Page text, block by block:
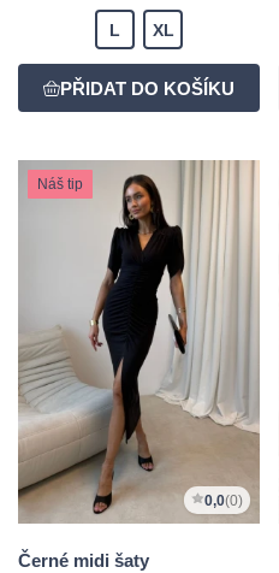
L XL
Náš tip
0,0(0)
Černé midi šaty